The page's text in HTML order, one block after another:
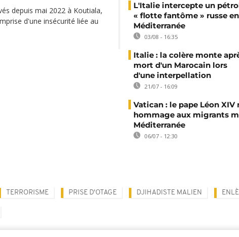
depuis mai 2022 à Koutiala,
d'une insécurité liée au
L'Italie intercepte un
« flotte fantôme » russe en
Méditerranée
03/08 - 16:35
Italie : la colère monte
mort d'un Marocain lors
d'une interpellation
21/07 - 16:09
Vatican : le pape Léon XIV
hommage aux migrants
Méditerranée
06/07 - 12:30
TERRORISME PRISE D'OTAGE DJIHADISTE MALIEN